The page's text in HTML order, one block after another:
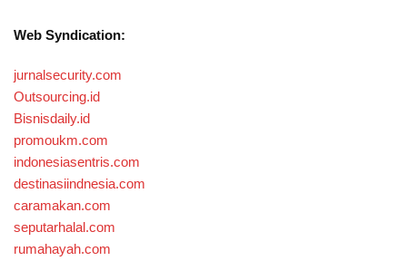
Web Syndication:
jurnalsecurity.com
Outsourcing.id
Bisnisdaily.id
promoukm.com
indonesiasentris.com
destinasiindnesia.com
caramakan.com
seputarhalal.com
rumahayah.com